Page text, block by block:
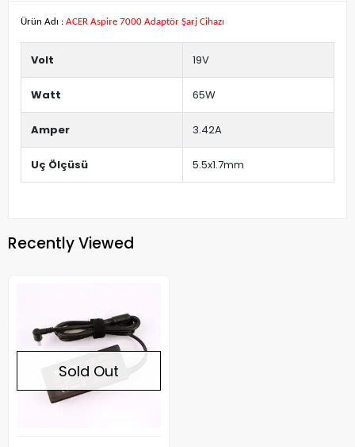
Ürün Adı : ACER Aspire 7000 Adaptör Şarj Cihazı
Volt 19V
Watt 65W
Amper 3.42A
Uç Ölçüsü 5.5x1.7mm
Recently Viewed
Sold Out